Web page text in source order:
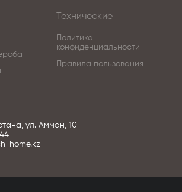
Технические
Политика
конфиденциальности
Правила пользования
ул. Амман, 10
home.kz